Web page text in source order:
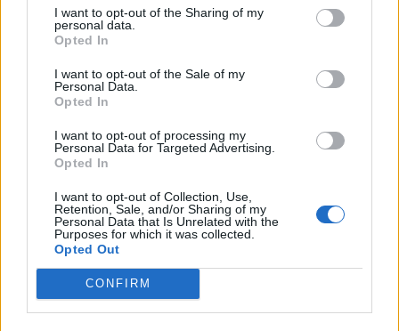
I want to opt-out of the Sharing of my
personal data.
Opted In
I want to opt-out of the Sale of my
Personal Data.
Opted In
I want to opt-out of processing my
Personal Data for Targeted Advertising.
Opted In
I want to opt-out of Collection, Use,
Retention, Sale, and/or Sharing of my
Personal Data that Is Unrelated with the
Purposes for which it was collected.
Opted Out
CONFIRM
Θέσεις εργασίας
Θέσεις Εργασίας ανά Ειδικότητα
Θέσεις Εργασίας ανά Εταιρεία
Κέντρο Βοήθειας